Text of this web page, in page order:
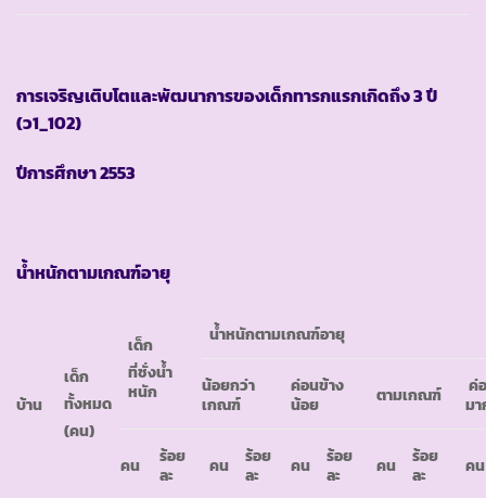
การเจริญเติบโตและพัฒนาการของเด็กทารกแรกเกิดถึง3 ปี
(ว1_102)
ปีการศึกษา2553
น้ำหนักตามเกณฑ์อายุ
บ้าน
เด็ก
ทั้งหมด
(คน)
เด็ก
ที่ชั่งน้ำ
หนัก
น้ำหนักตามเกณฑ์อายุ
น้อยกว่า
เกณฑ์
ค่อนข้าง
น้อย
ตามเกณฑ์
ค่
ม
คน
ร้อย
ละ
คน
ร้อย
ละ
คน
ร้อย
ละ
คน
ร้อย
ละ
คน